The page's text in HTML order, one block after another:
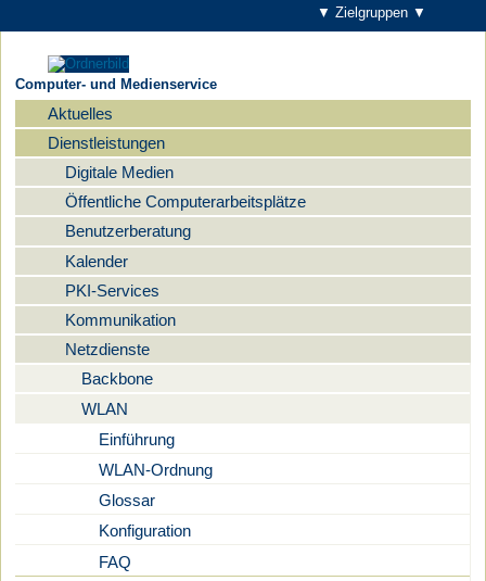
▼ Zielgruppen ▼
Computer- und Medienservice
Navigation
Aktuelles
Dienstleistungen
Digitale Medien
Öffentliche Computerarbeitsplätze
Benutzerberatung
Kalender
PKI-Services
Kommunikation
Netzdienste
Backbone
WLAN
Einführung
WLAN-Ordnung
Glossar
Konfiguration
FAQ